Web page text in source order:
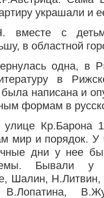
украшали и
вместе с
в областной
одна, в
в
написана и
формам в
Кр.Барона
мир и порядок.
дни у нее
Бывали у
Шалин, Н.Литвин,